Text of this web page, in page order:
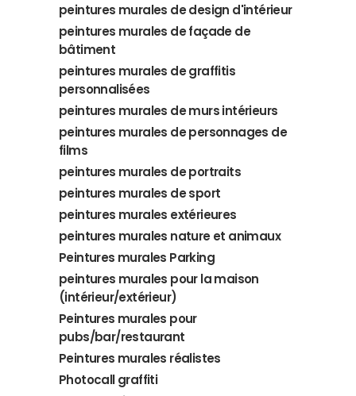
peintures murales de design d'intérieur
peintures murales de façade de
bâtiment
peintures murales de graffitis
personnalisées
peintures murales de murs intérieurs
peintures murales de personnages de
films
peintures murales de portraits
peintures murales de sport
peintures murales extérieures
peintures murales nature et animaux
Peintures murales Parking
peintures murales pour la maison
(intérieur/extérieur)
Peintures murales pour
pubs/bar/restaurant
Peintures murales réalistes
Photocall graffiti